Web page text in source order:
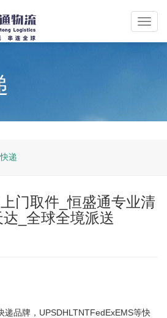
递
门取件_恒盛通专业清
达_全球全境派送
递品牌，UPSDHLTNTFedExEMS等快